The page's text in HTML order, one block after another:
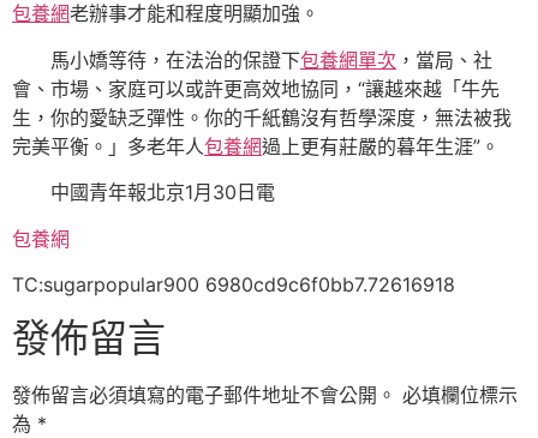
包養網老辦事才能和程度明顯加強。
馬小嬌等待，在法治的保證下包養網單次 ，當局、社
會、市場、家庭可以或許更高效地協同，“讓越來越「牛先
生，你的愛缺乏彈性。你的千紙鶴沒有哲學深度，無法被我
完美平衡。」多老年人包養網過上更有莊嚴的暮年生涯”。
中國青年報北京1月30日電
包養網
TC:sugarpopular900 6980cd9c6f0bb7.72616918
發佈留言
發佈留言必須填寫的電子郵件地址不會公開。 必填欄位標示
為 *